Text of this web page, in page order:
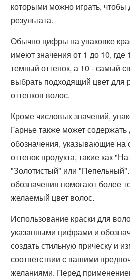
которыми можно играть, чтобы
результата.
Обычно цифры на упаковке
имеют значения от 1 до 10, где
темный оттенок, а 10 - самый
выбрать подходящий цвет для
оттенков волос.
Кроме числовых значений,
Гарнье также может
обозначения, указывающие на
оттенок продукта, такие как
"Золотистый" или
обозначения помогают более
желаемый цвет волос.
Использование краски для
указанными цифрами и
создать стильную прическу и
соответствии с вашими
желаниями. Перед